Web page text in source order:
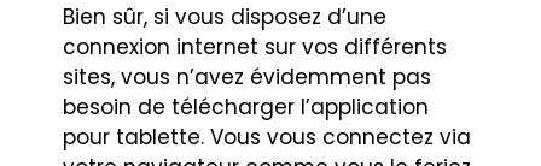
Bien sûr, si vous disposez d’une
connexion internet sur vos différents
sites, vous n’avez évidemment pas
besoin de télécharger l’application
pour tablette. Vous vous connectez via